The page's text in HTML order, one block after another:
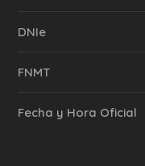
DNIe
FNMT
Fecha y Hora Oficial